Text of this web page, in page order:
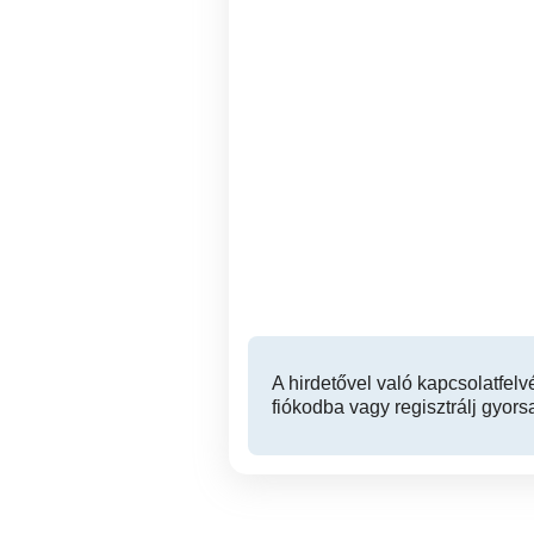
A hirdetővel való
fiókodba vagy regisztrálj